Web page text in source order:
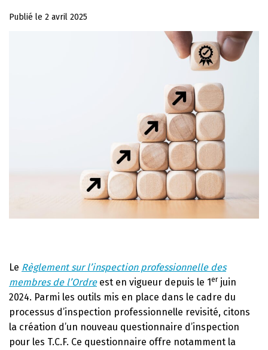
Publié le 2 avril 2025
Le Règlement sur l’inspection professionnelle des
membres de l’Ordreest en vigueur depuis le 1erjuin
2024. Parmi les outils mis en place dans le cadre du
processus d’inspection professionnelle revisité, citons
la création d’un nouveau questionnaire d’inspection
pour les T.C.F. Ce questionnaire offre notamment la